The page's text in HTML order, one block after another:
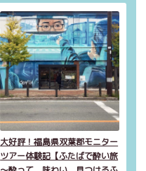
大好評！福島県双葉郡モニター
ツアー体験記【ふたばで酔い旅